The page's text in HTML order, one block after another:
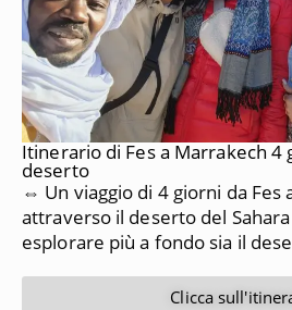
Itinerario di Fes a Marrakech 4
deserto
⇔ Un viaggio di 4 giorni da Fes
attraverso il deserto del
esplorare più a fondo sia il
Clicca